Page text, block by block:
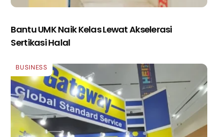
Bantu UMK Naik Kelas Lewat Akselerasi
Sertikasi Halal
BUSINESS